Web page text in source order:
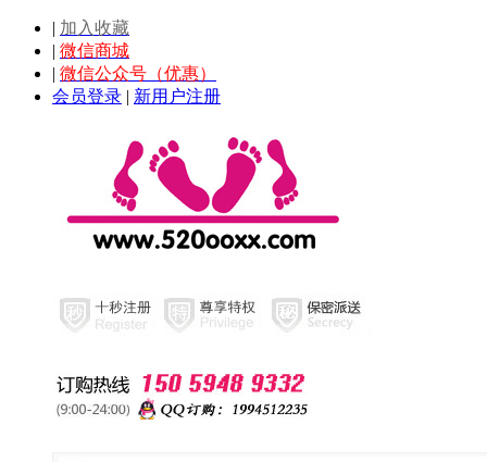
| 加入收藏
| 微信商城
| 微信公众号（优惠）
会员登录 | 新用户注册